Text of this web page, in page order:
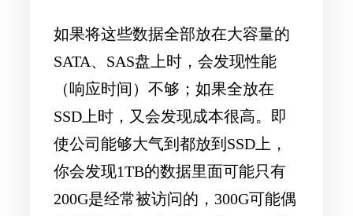
如果将这些数据全部放在大容量的
SATA、SAS盘上时，会发现性能
（响应时间）不够；如果全放在
SSD上时，又会发现成本很高。即
使公司能够大气到都放到SSD上，
你会发现1TB的数据里面可能只有
200G是经常被访问的，300G可能偶